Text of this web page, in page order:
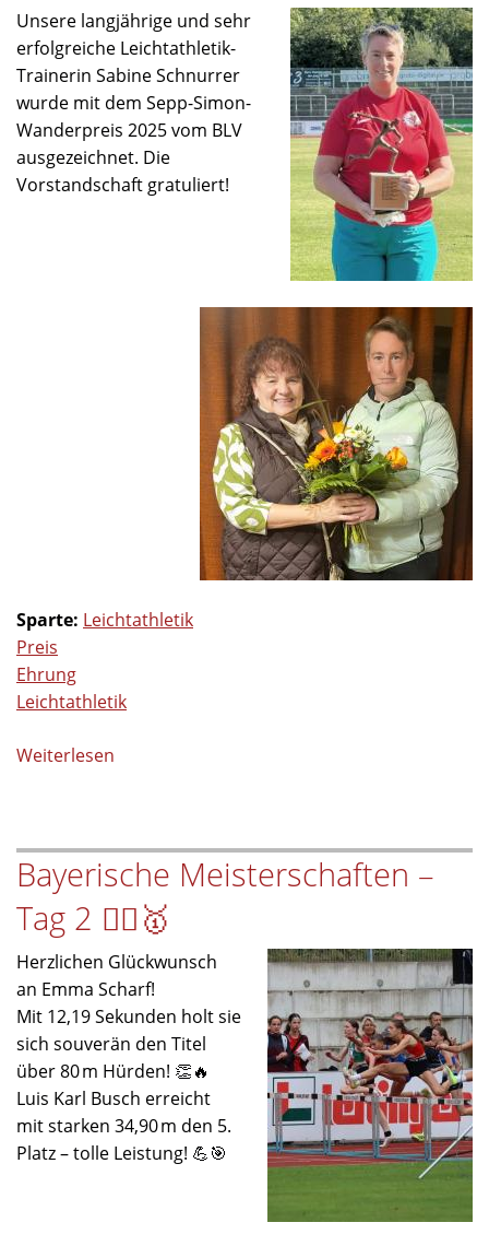
Unsere langjährige und sehr
erfolgreiche Leichtathletik-
Trainerin Sabine Schnurrer
wurde mit dem Sepp-Simon-
Wanderpreis 2025 vom BLV
ausgezeichnet. Die
Vorstandschaft gratuliert!
Sparte: Leichtathletik
Preis
Ehrung
Leichtathletik
Weiterlesen
Simon-
Preis
2025
Bayerische Meisterschaften –
Tag 2 🏃‍♀️🥇
Herzlichen Glückwunsch
an Emma Scharf!
Mit 12,19 Sekunden holt sie
sich souverän den Titel
über 80 m Hürden! 👏🔥
Luis Karl Busch erreicht
mit starken 34,90 m den 5.
Platz – tolle Leistung! 💪🎯